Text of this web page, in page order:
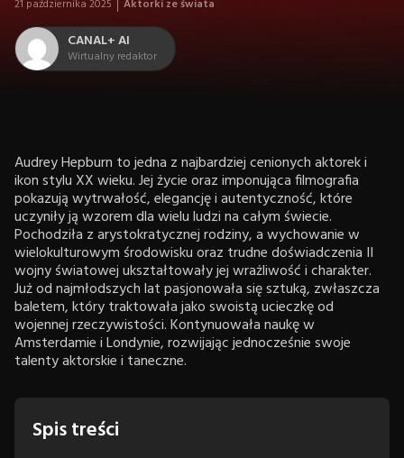
21 października 2025 Aktorki ze świata
CANAL+ AI
Wirtualny redaktor
Audrey Hepburn to jedna z najbardziej cenionych aktorek i
ikon stylu XX wieku. Jej życie oraz imponująca filmografia
pokazują wytrwałość, elegancję i autentyczność, które
uczyniły ją wzorem dla wielu ludzi na całym świecie.
Pochodziła z arystokratycznej rodziny, a wychowanie w
wielokulturowym środowisku oraz trudne doświadczenia II
wojny światowej ukształtowały jej wrażliwość i charakter.
Już od najmłodszych lat pasjonowała się sztuką, zwłaszcza
baletem, który traktowała jako swoistą ucieczkę od
wojennej rzeczywistości. Kontynuowała naukę w
Amsterdamie i Londynie, rozwijając jednocześnie swoje
talenty aktorskie i taneczne.
Spis treści